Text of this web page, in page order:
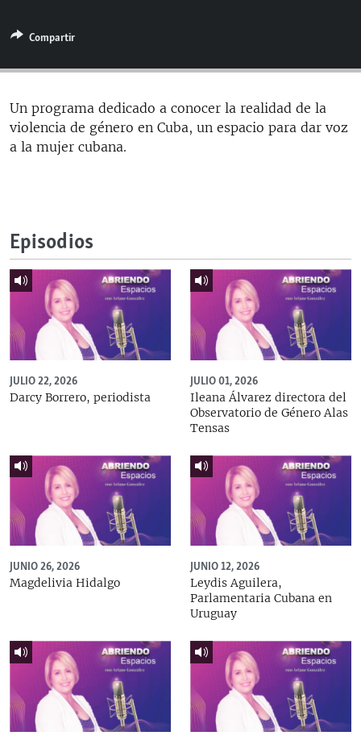
ESPECIALES
ESPECIALES
LA REALIDAD DE LA VIVIENDA EN CUBA
SER VIEJO EN CUBA
KENTU-CUBANO
LA INVASIÓN DE RUSIA A UCRANIA
MULTIMEDIA
EDITORIALES
SÍGUENOS
Compartir
Un programa dedicado a conocer la realidad de la
violencia de género en Cuba, un espacio para dar voz
a la mujer cubana.
Episodios
JULIO 22, 2026
Darcy Borrero, periodista
JULIO 01, 2026
Ileana Álvarez directora del
Observatorio de Género Alas
Tensas
JUNIO 26, 2026
Magdelivia Hidalgo
JUNIO 12, 2026
Leydis Aguilera,
Parlamentaria Cubana en
Uruguay